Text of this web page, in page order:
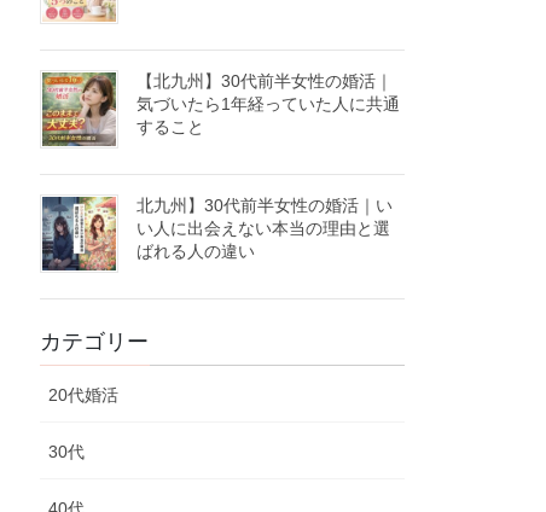
【北九州】30代前半女性の婚活｜
気づいたら1年経っていた人に共通
すること
北九州】30代前半女性の婚活｜い
い人に出会えない本当の理由と選
ばれる人の違い
カテゴリー
20代婚活
30代
40代